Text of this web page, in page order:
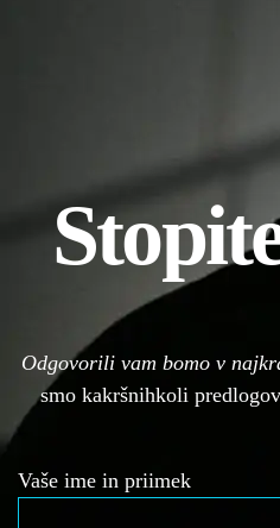
Odgovorili vam bomo v
smo kakršnihkoli
Vaše ime in priimek